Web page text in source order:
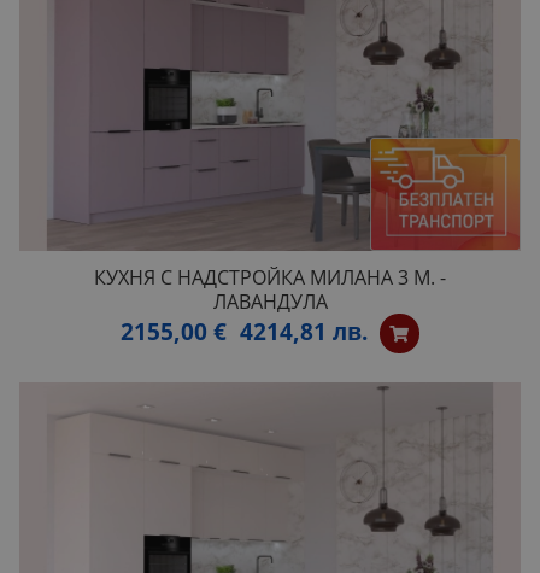
КУХНЯ С НАДСТРОЙКА МИЛАНА 3 М. -
ЛАВАНДУЛА
2155,00 € 4214,81 лв.